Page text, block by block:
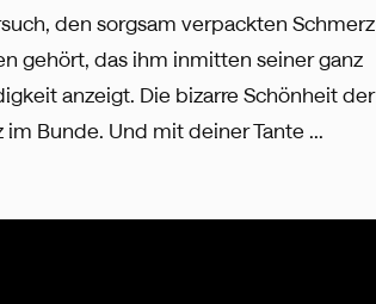
den sorgsam verpackten Schmerz
gehört, das ihm inmitten seiner ganz
anzeigt. Die bizarre Schönheit der
Bunde. Und mit deiner Tante ...